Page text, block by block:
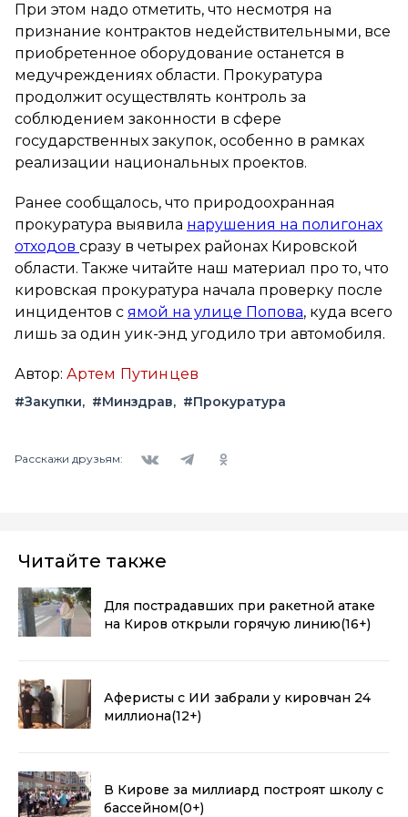
При этом надо отметить, что несмотря на
признание контрактов недействительными, все
приобретенное оборудование останется в
медучреждениях области. Прокуратура
продолжит осуществлять контроль за
соблюдением законности в сфере
государственных закупок, особенно в рамках
реализации национальных проектов.
Ранее сообщалось, что природоохранная
прокуратура выявила нарушения на полигонах
отходов сразу в четырех районах Кировской
области. Также читайте наш материал про то, что
кировская прокуратура начала проверку после
инцидентов с ямой на улице Попова, куда всего
лишь за один уик-энд угодило три автомобиля.
Автор: Артем Путинцев
#Закупки #Минздрав #Прокуратура
Расскажи друзьям:
Читайте также
Для пострадавших при ракетной атаке
на Киров открыли горячую линию(16+)
Аферисты с ИИ забрали у кировчан 24
миллиона(12+)
В Кирове за миллиард построят школу с
бассейном(0+)